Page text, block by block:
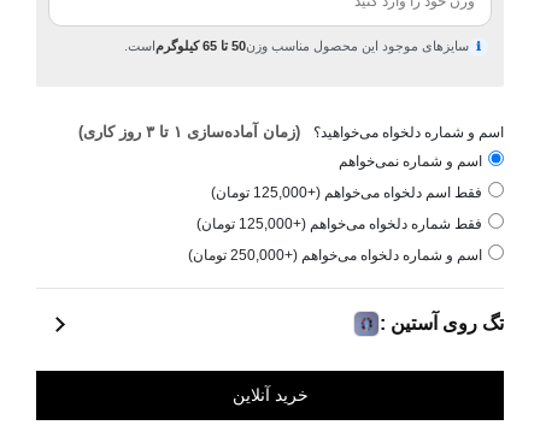
ℹ سایزهای موجود این محصول مناسب وزن50 تا 65 کیلوگرم است.
اسم و شماره دلخواه می‌خواهید؟ (زمان آماده‌سازی ۱ تا ۳ روز کاری)
اسم و شماره نمی‌خواهم
فقط اسم دلخواه می‌خواهم (+125,000 تومان)
فقط شماره دلخواه می‌خواهم (+125,000 تومان)
اسم و شماره دلخواه می‌خواهم (+250,000 تومان)
تگ روی آستین :